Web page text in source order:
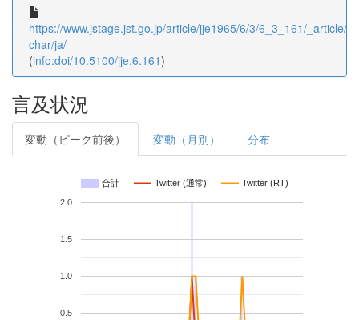
https://www.jstage.jst.go.jp/article/jje1965/6/3/6_3_161/_article/-
char/ja/
(info:doi/10.5100/jje.6.161)
言及状況
変動（ピーク前後） 変動（月別） 分布
合計 Twitter (通常) Twitter (RT)
0.5
1.0
1.5
2.0